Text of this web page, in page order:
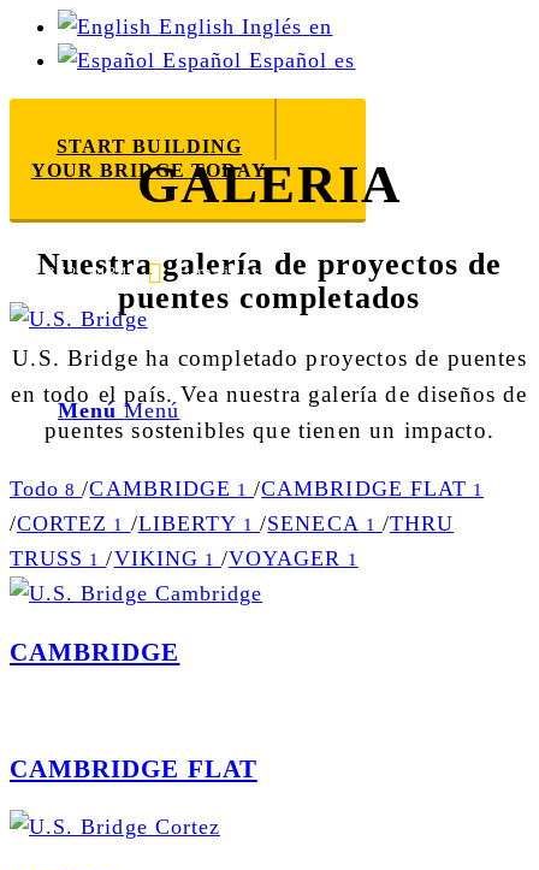
English Inglés en
Español Español es
START BUILDING
YOUR BRIDGE TODAY
888-872-7434 E-mail us
Menú Menú
GALERIA
Nuestra galería de proyectos de
puentes completados
U.S. Bridge ha completado proyectos de puentes
en todo el país. Vea nuestra galería de diseños de
puentes sostenibles que tienen un impacto.
Todo 8/CAMBRIDGE 1/CAMBRIDGE FLAT 1
/CORTEZ 1 /LIBERTY 1/SENECA 1 /THRU
TRUSS 1/VIKING 1/VOYAGER 1
CAMBRIDGE
CAMBRIDGE FLAT